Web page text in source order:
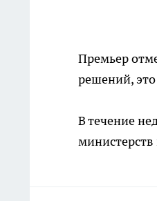
Премьер
решений,
В течение